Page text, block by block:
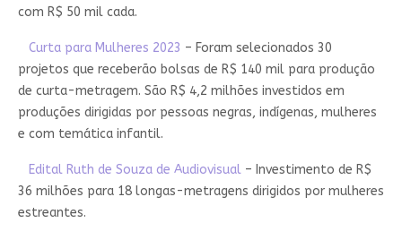
com R$ 50 mil cada.
Curta para Mulheres 2023 – Foram selecionados 30
projetos que receberão bolsas de R$ 140 mil para produção
de curta-metragem. São R$ 4,2 milhões investidos em
produções dirigidas por pessoas negras, indígenas, mulheres
e com temática infantil.
Edital Ruth de Souza de Audiovisual– Investimento de R$
36 milhões para 18 longas-metragens dirigidos por mulheres
estreantes.